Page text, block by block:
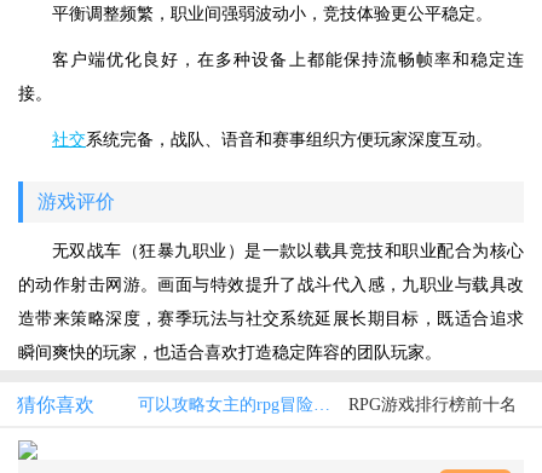
平衡调整频繁，职业间强弱波动小，竞技体验更公平稳定。
客户端优化良好，在多种设备上都能保持流畅帧率和稳定连
接。
社交系统完备，战队、语音和赛事组织方便玩家深度互动。
游戏评价
无双战车（狂暴九职业）是一款以载具竞技和职业配合为核心
的动作射击网游。画面与特效提升了战斗代入感，九职业与载具改
造带来策略深度，赛季玩法与社交系统延展长期目标，既适合追求
瞬间爽快的玩家，也适合喜欢打造稳定阵容的团队玩家。
猜你喜欢 可以攻略女主的rpg冒险游戏 RPG游戏排行榜前十名